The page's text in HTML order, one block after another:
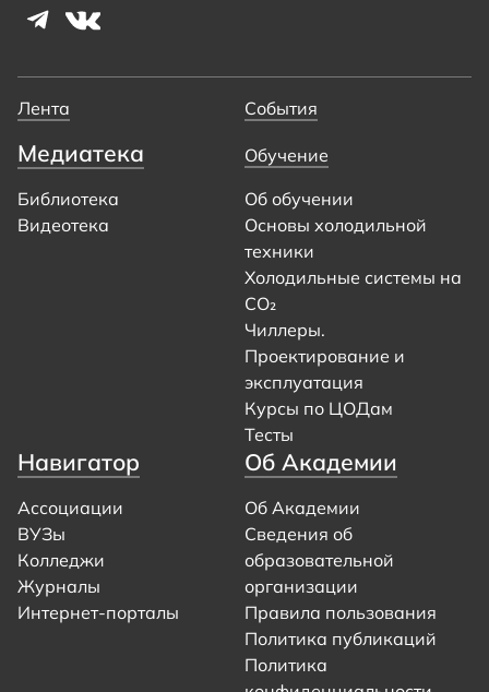
Лента События
Медиатека
Библиотека
Видеотека
Обучение
Об обучении
Основы холодильной
техники
Холодильные системы на
CO₂
Чиллеры.
Проектирование и
эксплуатация
Курсы по ЦОДам
Тесты
Навигатор
Ассоциации
ВУЗы
Колледжи
Журналы
Интернет-порталы
Об Академии
Об Академии
Сведения об
образовательной
организации
Правила пользования
Политика публикаций
Политика